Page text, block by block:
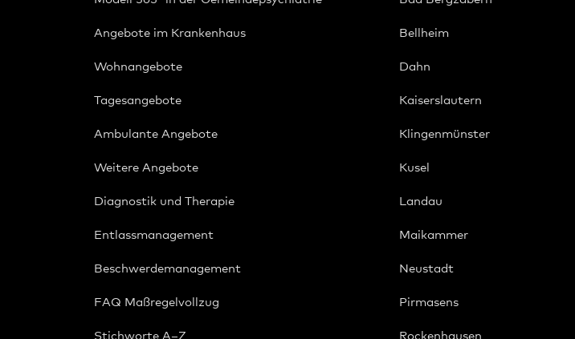
Angebote im Krankenhaus
Wohnangebote
Tagesangebote
Ambulante Angebote
Weitere Angebote
Diagnostik und Therapie
Entlassmanagement
Beschwerdemanagement
FAQ Maßregelvollzug
Stichworte A–Z
Bellheim
Dahn
Kaiserslautern
Klingenmünster
Kusel
Landau
Maikammer
Neustadt
Pirmasens
Rockenhausen